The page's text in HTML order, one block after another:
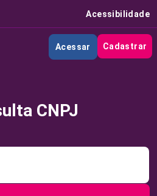
Acessibilidade
Acessar Cadastrar
CNPJ